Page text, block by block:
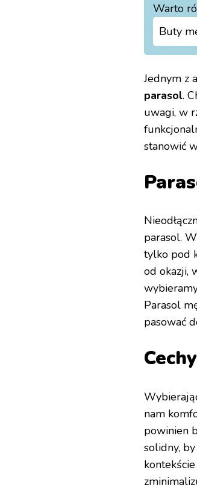
Warto
Buty
Jednym z
parasol.
uwagi, w
stanowić
parasol.
tylko pod
od okazji,
Parasol
pasować
nam
powinien
solidny,